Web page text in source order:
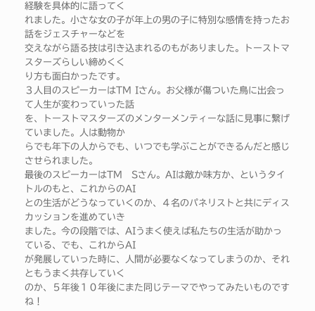
経験を具体的に語ってく
れました。小さな女の子が年上の男の子に特別な感情を持ったお
話をジェスチャーなどを
交えながら語る技は引き込まれるのもがありました。トーストマ
スターズらしい締めくく
り方も面白かったです。
３人目のスピーカーはTM Iさん。お父様が傷ついた鳥に出会っ
て人生が変わっていった話
を、トーストマスターズのメンターメンティーな話に見事に繋げ
ていました。人は動物か
らでも年下の人からでも、いつでも学ぶことができるんだと感じ
させられました。
最後のスピーカーはTM Sさん。AIは敵か味方か、というタイ
トルのもと、これからのAI
との生活がどうなっていくのか、４名のパネリストと共にディス
カッションを進めていき
ました。今の段階では、AIうまく使えば私たちの生活が助かっ
ている、でも、これからAI
が発展していった時に、人間が必要なくなってしまうのか、それ
ともうまく共存していく
のか、５年後１０年後にまた同じテーマでやってみたいものです
ね！